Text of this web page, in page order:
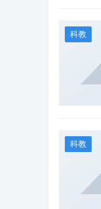
科教
科教